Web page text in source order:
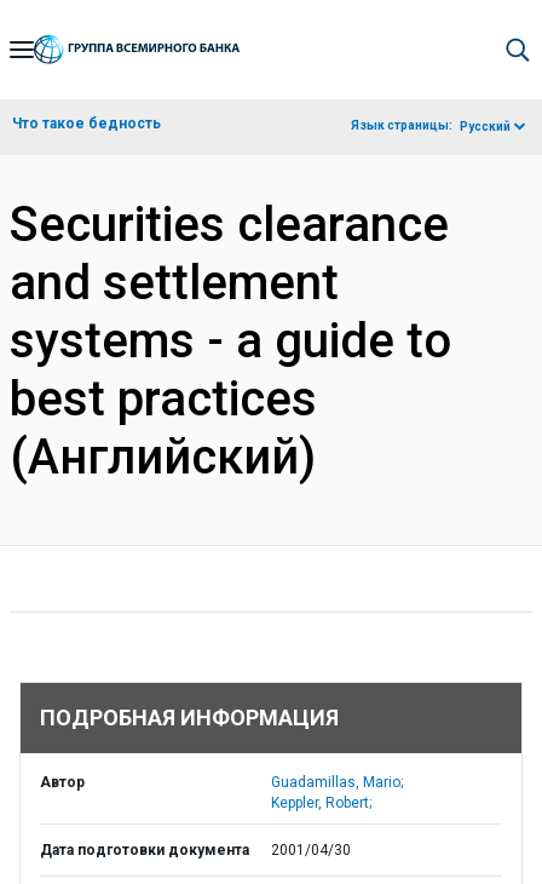
Skip
Navigation
Что такое бедность Язык страницы: Русский
Securities clearance
and settlement
systems - a guide to
best practices
(Английский)
ПОДРОБНАЯ ИНФОРМАЦИЯ
Автор
Guadamillas, Mario;
Keppler, Robert;
Дата подготовки документа 2001/04/30